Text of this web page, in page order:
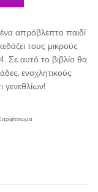
απρόβλεπτο παιδί
τους μικρούς
Σε αυτό το βιβλίο θα
ενοχλητικούς
γενεθλίων!
Twitter Καρφίτσωμα στο